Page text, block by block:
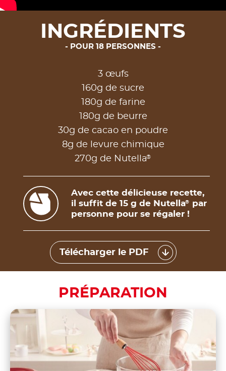
INGRÉDIENTS
POUR 18 PERSONNES
3 œufs
160g de sucre
180g de farine
180g de beurre
30g de cacao en poudre
8g de levure chimique
270g de Nutella®
Avec cette délicieuse recette,
il suffit de 15 g de Nutella®
par
personne pour se régaler !
Télécharger le PDF
PRÉPARATION